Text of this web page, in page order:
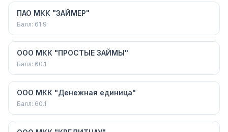
ПАО МКК "ЗАЙМЕР"
Балл: 61.9
ООО МКК "ПРОСТЫЕ ЗАЙМЫ"
Балл: 60.1
ООО МКК "Денежная единица"
Балл: 60.1